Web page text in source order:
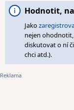
Hodnotit,
Jako
nejen
diskutovat o ní
chci atd.).